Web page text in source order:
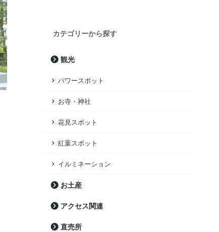
カテゴリーから探す
観光
パワースポット
お寺・神社
花見スポット
紅葉スポット
イルミネーション
お土産
アクセス関連
直売所